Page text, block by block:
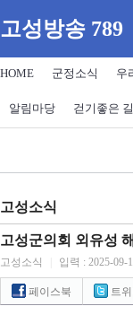
고성방송 789
HOME 군정소식 우
알림마당 걷기좋은 길
고성소식
고성군의회 외유성
고성소식 입력 : 2025-09-
페이스북 트